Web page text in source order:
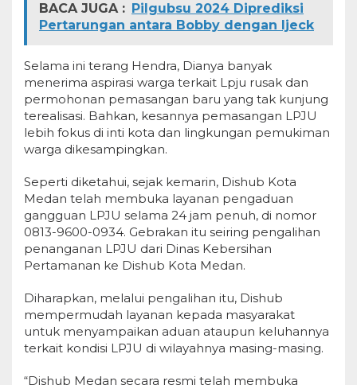
BACA JUGA : Pilgubsu 2024 Diprediksi
Pertarungan antara Bobby dengan Ijeck
Selama ini terang Hendra, Dianya banyak
menerima aspirasi warga terkait Lpju rusak dan
permohonan pemasangan baru yang tak kunjung
terealisasi. Bahkan, kesannya pemasangan LPJU
lebih fokus di inti kota dan lingkungan pemukiman
warga dikesampingkan.
Seperti diketahui, sejak kemarin, Dishub Kota
Medan telah membuka layanan pengaduan
gangguan LPJU selama 24 jam penuh, di nomor
0813-9600-0934. Gebrakan itu seiring pengalihan
penanganan LPJU dari Dinas Kebersihan
Pertamanan ke Dishub Kota Medan.
Diharapkan, melalui pengalihan itu, Dishub
mempermudah layanan kepada masyarakat
untuk menyampaikan aduan ataupun keluhannya
terkait kondisi LPJU di wilayahnya masing-masing.
“Dishub Medan secara resmi telah membuka